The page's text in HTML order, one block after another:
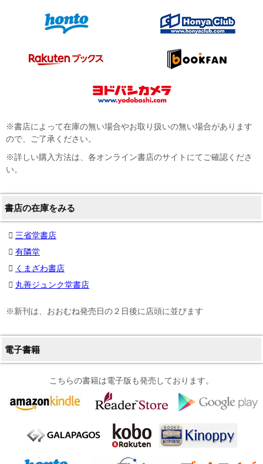
※書店によって在庫の無い場合やお取り扱いの無い場合があります
ので、ご了承ください。
※詳しい購入方法は、各オンライン書店のサイトにてご確認くださ
い。
書店の在庫をみる
三省堂書店
有隣堂
くまざわ書店
丸善ジュンク堂書店
※新刊は、おおむね発売日の２日後に店頭に並びます
電子書籍
こちらの書籍は電子版も発売しております。